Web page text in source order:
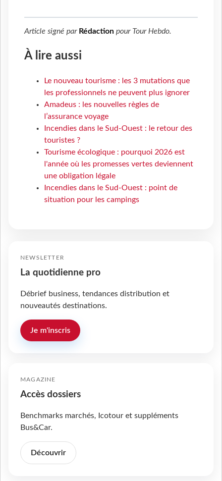
Article signé par Rédaction pour Tour Hebdo.
À lire aussi
Le nouveau tourisme : les 3 mutations que
les professionnels ne peuvent plus ignorer
Amadeus : les nouvelles règles de
l’assurance voyage
Incendies dans le Sud-Ouest : le retour des
touristes ?
Tourisme écologique : pourquoi 2026 est
l'année où les promesses vertes deviennent
une obligation légale
Incendies dans le Sud-Ouest : point de
situation pour les campings
NEWSLETTER
La quotidienne pro
Débrief business, tendances distribution et
nouveautés destinations.
Je m'inscris
MAGAZINE
Accès dossiers
Benchmarks marchés, Icotour et suppléments
Bus&Car.
Découvrir